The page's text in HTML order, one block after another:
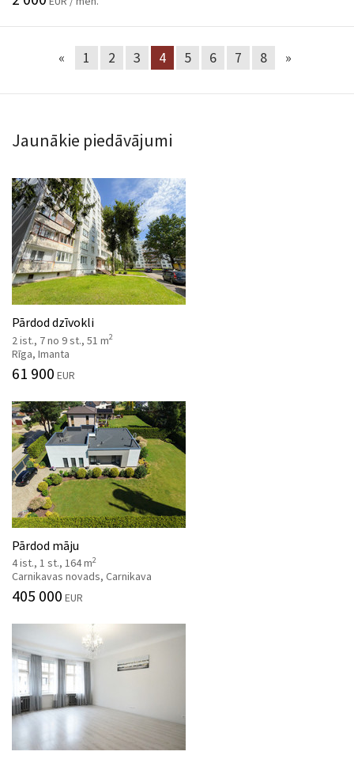
« 1 2 3 4 5 6 7 8 »
Jaunākie piedāvājumi
Pārdod dzīvokli
2 ist., 7 no 9 st., 51 m2
Rīga, Imanta
61 900 EUR
Pārdod māju
4 ist., 1 st., 164 m2
Carnikavas novads, Carnikava
405 000 EUR